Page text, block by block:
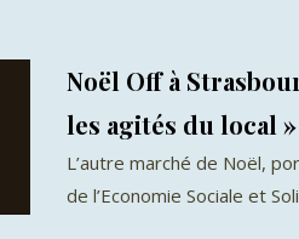
Noël Off à
les agités du local »
L’autre marché de Noël,
de l’Economie Sociale et